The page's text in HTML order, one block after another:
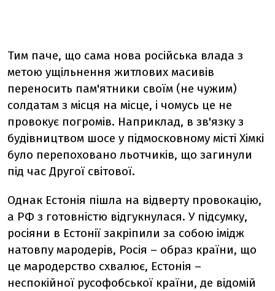
Тим паче, що сама нова російська влада з
метою ущільнення житлових масивів
переносить пам'ятники своїм (не чужим)
солдатам з місця на місце, і чомусь це не
провокує погромів. Наприклад, в зв'язку з
будівництвом шосе у підмосковному місті Хімкі
було перепоховано льотчиків, що загинули
під час Другої світової.
Однак Естонія пішла на відверту провокацію,
а РФ з готовністю відгукнулася. У підсумку,
росіяни в Естонії закріпили за собою імідж
натовпу мародерів, Росія – образ країни, що
це мародерство схвалює, Естонія –
неспокійної русофобської країни, де відомій